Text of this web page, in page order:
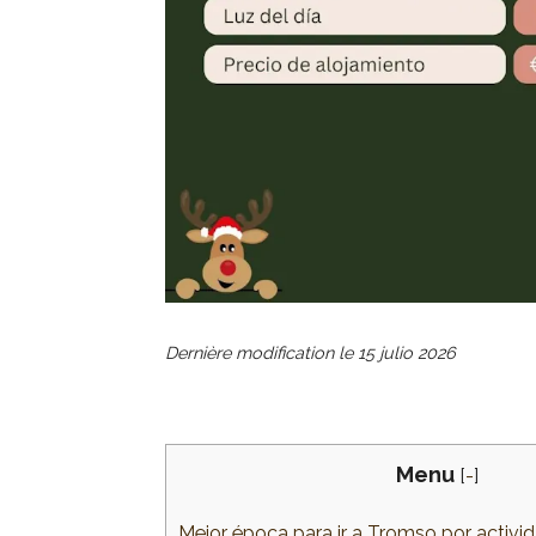
Dernière modification le 15 julio 2026
Menu [-]